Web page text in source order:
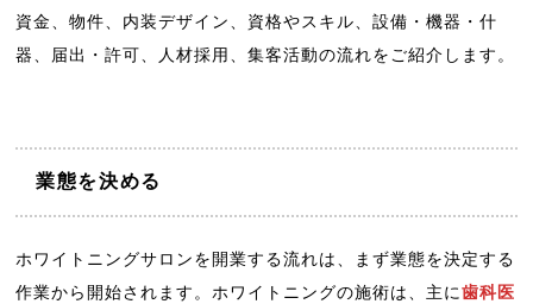
資金、物件、内装デザイン、資格やスキル、設備・機器・什
器、届出・許可、人材採用、集客活動の流れをご紹介します。
業態を決める
ホワイトニングサロンを開業する流れは、まず業態を決定する
作業から開始されます。ホワイトニングの施術は、主に歯科医